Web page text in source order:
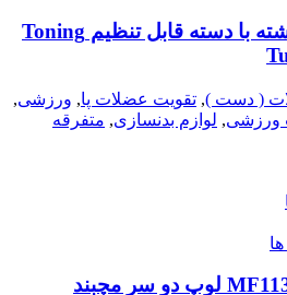
170TR تایوان کش 2 رشته با دسته قابل تنظیم Toning
( دست ), تقویت عضلات پا, ورزشی,
ورزشی, لوازم بدنسازی, متفرقه
MF1138 – BLACK LARGE لوپ دو سر مچبند